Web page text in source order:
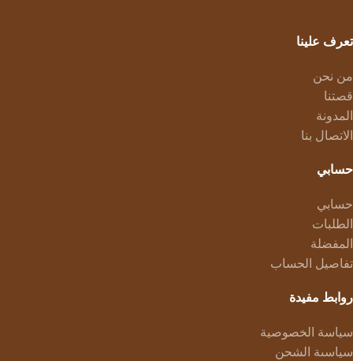
تعرف علينا
من نحن
قصتنا
المدونة
الاتصال بنا
حسابي
حسابي
الطلبات
المفضلة
تفاصيل الحساب
روابط مفيدة
سياسة الخصوصية
سياسىة الشحن